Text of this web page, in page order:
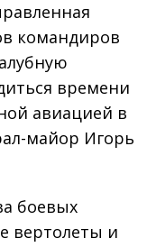
командиров
времени
авиацией в
майор Игорь
боевых
вертолеты и